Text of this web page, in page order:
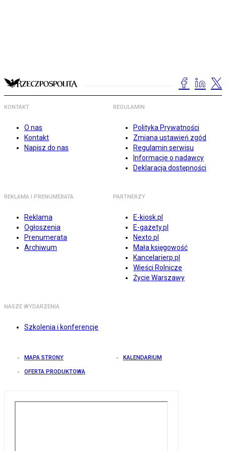
KONTAKT
O nas
Kontakt
Napisz do nas
REGULAMIN
Polityka Prywatności
Zmiana ustawień zgód
Regulamin serwisu
Informacje o nadawcy
Deklaracja dostępności
REKLAMA I PRENUMERATA
Reklama
Ogłoszenia
Prenumerata
Archiwum
PARTNERZY
E-kiosk.pl
E-gazety.pl
Nexto.pl
Mała księgowość
Kancelarierp.pl
Wieści Rolnicze
Życie Warszawy
NASZE WYDARZENIA
Szkolenia i konferencje
MAPA STRONY KALENDARIUM
OFERTA PRODUKTOWA